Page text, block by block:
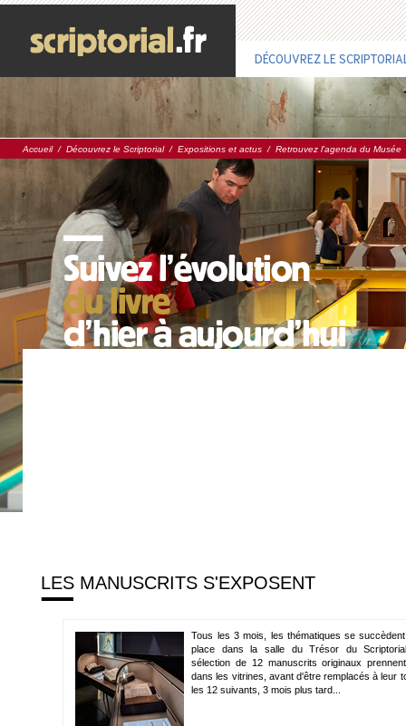
DÉCOUVREZ LE
Accueil/ Découvrez le Scriptorial/ Expositions et actus / Retrouvez l'agenda du Musée
LES MANUSCRITS S'EXPOSENT
Tous les 3 mois, les thématiques se
place dans la salle du Trésor du
sélection de 12 manuscrits originaux
dans les vitrines, avant d'être remplacés à leur
les 12 suivants, 3 mois plus tard...